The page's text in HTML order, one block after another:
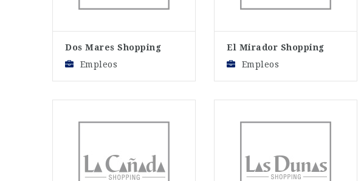
Dos Mares Shopping
Empleos
El Mirador Shopping
Empleos